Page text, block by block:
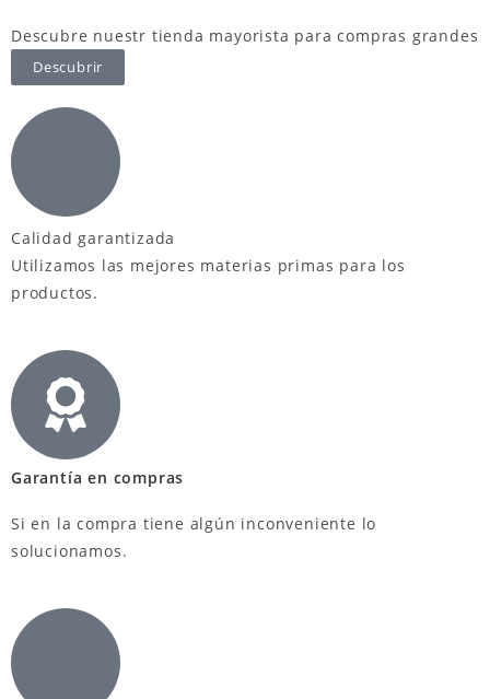
Descubre nuestr tienda mayorista para compras grandes
Descubrir
Calidad garantizada
Utilizamos las mejores materias primas para los
productos.
Garantía en compras
Si en la compra tiene algún inconveniente lo
solucionamos.